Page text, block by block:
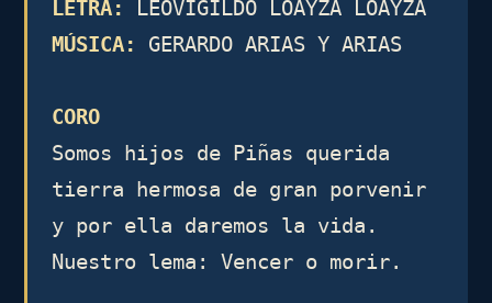
LETRA:
MÚSICA:
GERARDO ARIAS Y ARIAS
CORO
Somos hijos de Piñas querida
tierra hermosa de gran porvenir
y por ella daremos la vida.
Nuestro lema: Vencer o morir.